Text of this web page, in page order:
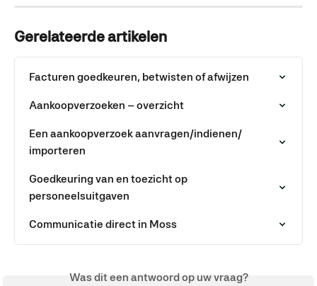
Gerelateerde artikelen
Facturen goedkeuren, betwisten of afwijzen
Aankoopverzoeken – overzicht
Een aankoopverzoek aanvragen/indienen/
importeren
Goedkeuring van en toezicht op
personeelsuitgaven
Communicatie direct in Moss
Was dit een antwoord op uw vraag?